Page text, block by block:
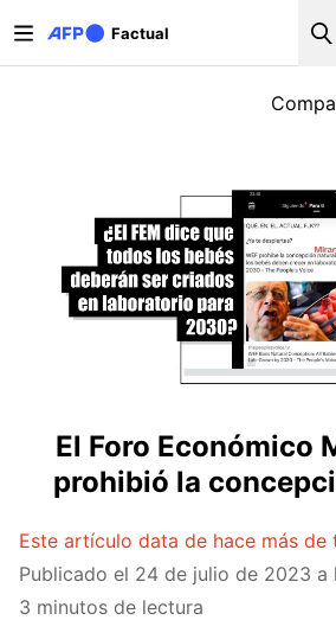
Factual
Solapas principales
El Foro Económico
prohibió la
Este artículo data de hace más de
Publicado el 24 de julio de 2023 a
3 minutos de lectura